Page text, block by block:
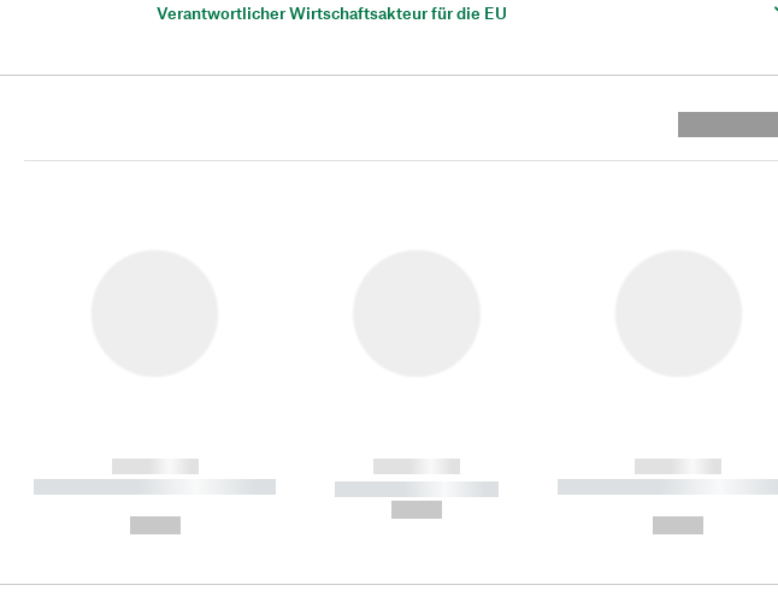
Verantwortlicher Wirtschaftsakteur für die EU
------------
----------- ----------- ----------
------------
----------- -----------
------------
----------- -----------